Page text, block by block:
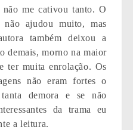
não me cativou tanto. O
não ajudou muito, mas
também deixou a
demais, morno na maior
ter muita enrolação. Os
não eram fortes o
demora e se não
da trama eu
a leitura.